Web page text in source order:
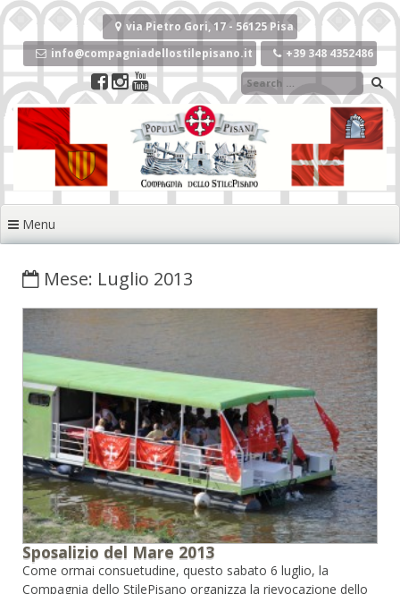
Vai
al
contenuto
via Pietro Gori, 17 - 56125 Pisa
info@compagniadellostilepisano.it
+39 348 4352486
Menu
Mese: Luglio 2013
Sposalizio del Mare 2013
Come ormai consuetudine, questo sabato 6 luglio, la
Compagnia dello StilePisano organizza la rievocazione dello